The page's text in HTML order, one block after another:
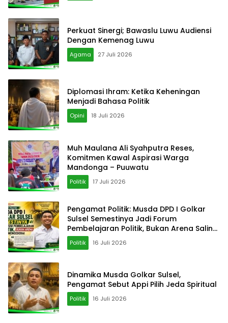
Perkuat Sinergi; Bawaslu Luwu Audiensi
Dengan Kemenag Luwu
Agama 27 Juli 2026
Diplomasi Ihram: Ketika Keheningan
Menjadi Bahasa Politik
Opini 18 Juli 2026
‎Muh Maulana Ali Syahputra Reses,
Komitmen Kawal Aspirasi Warga
Mandonga – Puuwatu
Politik 17 Juli 2026
Pengamat Politik: Musda DPD I Golkar
Sulsel Semestinya Jadi Forum
Pembelajaran Politik, Bukan Arena Saling
Mencederai
Politik 16 Juli 2026
Dinamika Musda Golkar Sulsel,
Pengamat Sebut Appi Pilih Jeda Spiritual
Politik 16 Juli 2026